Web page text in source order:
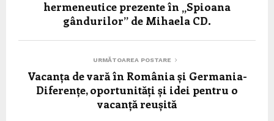
hermeneutice prezente în „Spioana
gândurilor” de Mihaela CD.
URMĂTOAREA POSTARE
Vacanța de vară în România și Germania-
Diferențe, oportunități și idei pentru o
vacanță reușită